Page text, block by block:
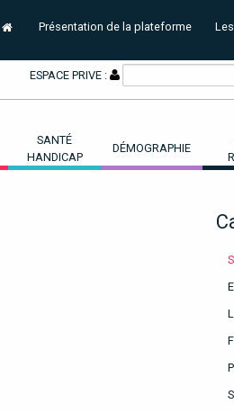
Présentation de la plateforme
ESPACE PRIVE :
SANTÉ
HANDICAP
DÉMOGRAPHIE